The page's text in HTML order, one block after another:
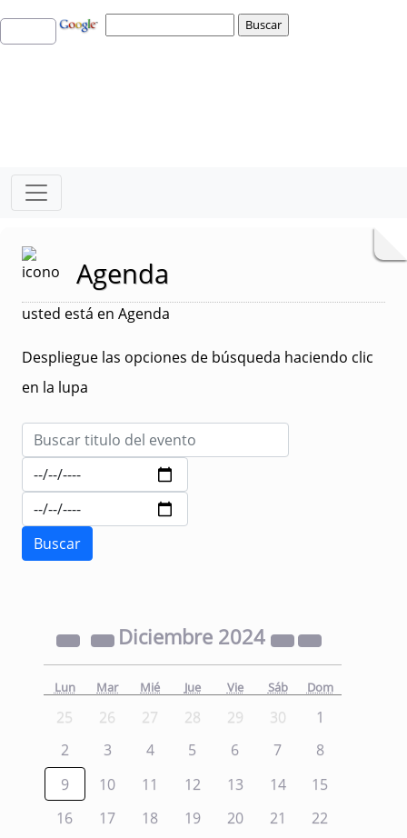
Agenda
usted está en Agenda
Despliegue las opciones de búsqueda haciendo clic
en la lupa
Diciembre 2024
Lun Mar Mié Jue Vie Sáb Dom
25 26 27 28 29 30
1
2
3 4 5 6 7
8
9
10 11 12 13 14
15
16
17 18 19 20 21
22